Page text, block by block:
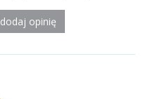
dodaj opinię